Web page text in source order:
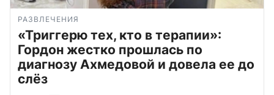
РАЗВЛЕЧЕНИЯ
«Триггерю тех, кто в терапии»:
Гордон жестко прошлась по
диагнозу Ахмедовой и довела ее до
слёз